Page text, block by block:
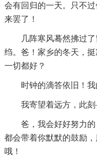
会有回归的一天。只不
来罢了！
几阵寒风蓦然拂过
绉。爸！家乡的冬天，
一切都好？
时钟的滴答依旧！
我寄望着远方，此
爸，我会好好努力
都会带着你默默的鼓励
哦！